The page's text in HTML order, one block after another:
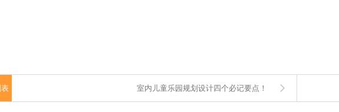
室内儿童乐园规划设计四个必记要点！